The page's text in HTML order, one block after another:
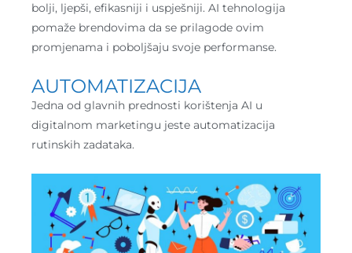
bolji, ljepši, efikasniji i uspješniji. AI tehnologija
pomaže brendovima da se prilagode ovim
promjenama i poboljšaju svoje performanse.
AUTOMATIZACIJA
Jedna od glavnih prednosti korištenja AI u
digitalnom marketingu jeste automatizacija
rutinskih zadataka.